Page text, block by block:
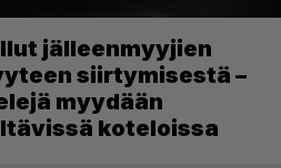
jälleenmyyjien
siirtymisestä –
myydään
koteloissa